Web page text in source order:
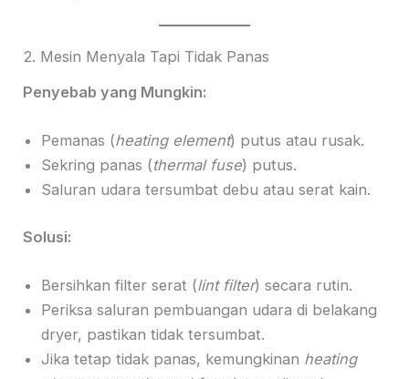
2. Mesin Menyala Tapi Tidak Panas
Penyebab yang Mungkin:
Pemanas (heating element) putus atau rusak.
Sekring panas (thermal fuse) putus.
Saluran udara tersumbat debu atau serat kain.
Solusi:
Bersihkan filter serat (lint filter) secara rutin.
Periksa saluran pembuangan udara di belakang
dryer, pastikan tidak tersumbat.
Jika tetap tidak panas, kemungkinan heating